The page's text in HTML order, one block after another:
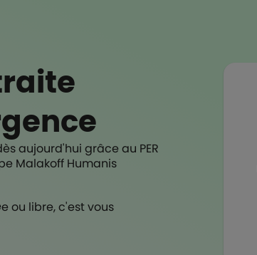
aujourd'hui grâce au PER
Malakoff Humanis
ou libre, c'est vous